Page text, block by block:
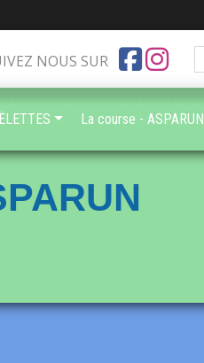
NOUS SUR
La course - ASPARUN